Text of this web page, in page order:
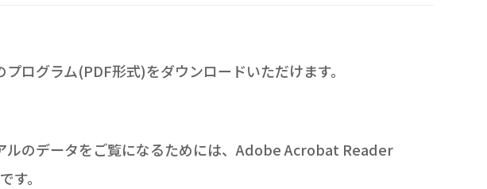
ログラム(PDF形式)をダウンロードいただけます。
ルのデータをご覧になるためには、Adobe Acrobat Reader
。